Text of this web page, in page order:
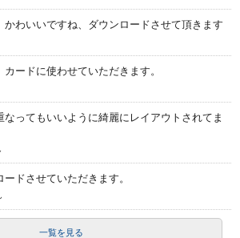
かわいいですね、ダウンロードさせて頂きます
ードに使わせていただきます。
ってもいいように綺麗にレイアウトされてま
ドさせていただきます。
一覧を見る